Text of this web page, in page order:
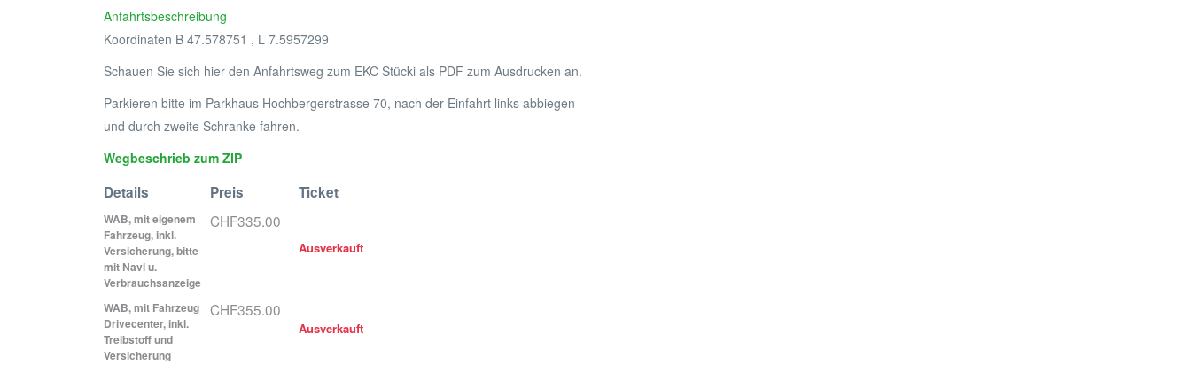
Anfahrtsbeschreibung
Koordinaten B 47.578751 , L 7.5957299
Schauen Sie sich hier den Anfahrtsweg zum EKC Stücki als PDF zum Ausdrucken an.
Parkieren bitte im Parkhaus Hochbergerstrasse 70, nach der Einfahrt links abbiegen
und durch zweite Schranke fahren.
Wegbeschrieb zum ZIP
Details Preis Ticket
WAB, mit eigenem
Fahrzeug, inkl.
Versicherung, bitte
mit Navi u.
Verbrauchsanzeige
CHF335.00
Ausverkauft
WAB, mit Fahrzeug
Drivecenter, inkl.
Treibstoff und
Versicherung
CHF355.00
Ausverkauft